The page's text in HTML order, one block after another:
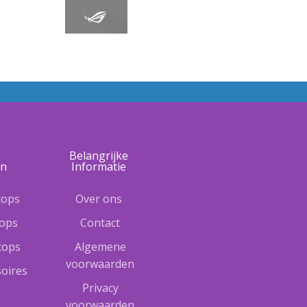
Belangrijke
Informatie
Over ons
Contact
Algemene
voorwaarden
Privacy